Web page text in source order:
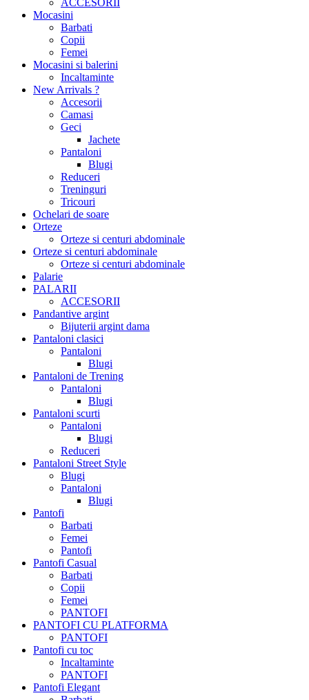
ACCESORII
Mocasini
Barbati
Copii
Femei
Mocasini si balerini
Incaltaminte
New Arrivals ?
Accesorii
Camasi
Geci
Jachete
Pantaloni
Blugi
Reduceri
Treninguri
Tricouri
Ochelari de soare
Orteze
Orteze si centuri abdominale
Orteze si centuri abdominale
Orteze si centuri abdominale
Palarie
PALARII
ACCESORII
Pandantive argint
Bijuterii argint dama
Pantaloni clasici
Pantaloni
Blugi
Pantaloni de Trening
Pantaloni
Blugi
Pantaloni scurti
Pantaloni
Blugi
Reduceri
Pantaloni Street Style
Blugi
Pantaloni
Blugi
Pantofi
Barbati
Femei
Pantofi
Pantofi Casual
Barbati
Copii
Femei
PANTOFI
PANTOFI CU PLATFORMA
PANTOFI
Pantofi cu toc
Incaltaminte
PANTOFI
Pantofi Elegant